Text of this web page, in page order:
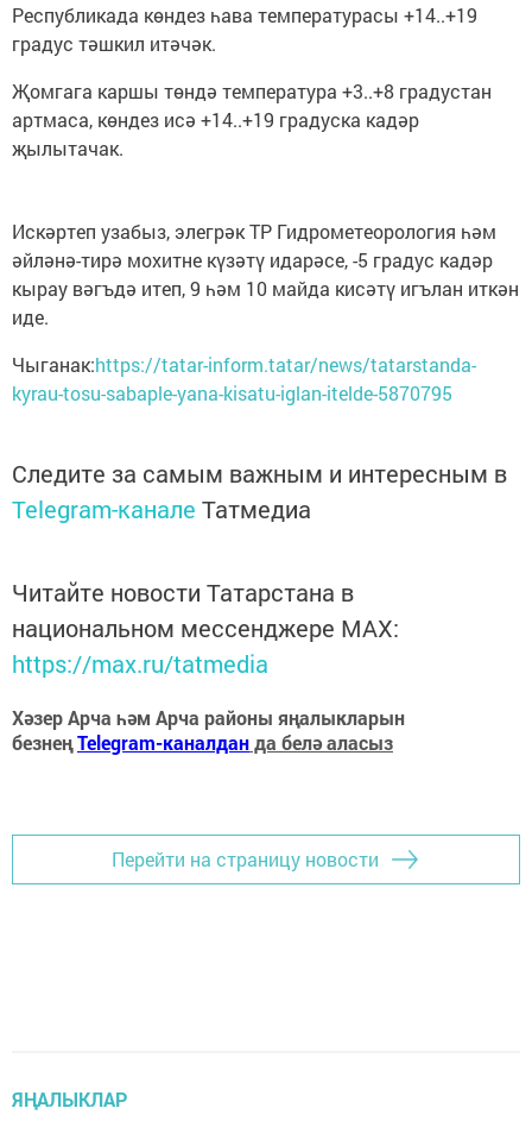
Республикада көндез һава температурасы +14..+19
градус тәшкил итәчәк.
Җомгага каршы төндә температура +3..+8 градустан
артмаса, көндез исә +14..+19 градуска кадәр
җылытачак.
Искәртеп узабыз, элегрәк ТР Гидрометеорология һәм
әйләнә-тирә мохитне күзәтү идарәсе, -5 градус кадәр
кырау вәгъдә итеп, 9 һәм 10 майда кисәтү игълан иткән
иде.
Чыганак:https://tatar-inform.tatar/news/tatarstanda-
kyrau-tosu-sabaple-yana-kisatu-iglan-itelde-5870795
Следите за самым важным и интересным в
Telegram-канале Татмедиа
Читайте новости Татарстана в
национальном мессенджере MАХ:
https://max.ru/tatmedia
Хәзер Арча һәм Арча районы яңалыкларын
безнеңTelegram-каналданда белә аласыз
Перейти на страницу новости
ЯҢАЛЫКЛАР